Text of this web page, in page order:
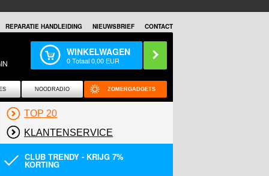
REPARATIE HANDLEIDING NIEUWSBRIEF CONTACT
WINKELWAGEN
0Totaal0,00 EUR
NOODRADIO ZOMERGADGETS
TOP 20
KLANTENSERVICE
CLUB TRENDY - KRIJG 7%
KORTING